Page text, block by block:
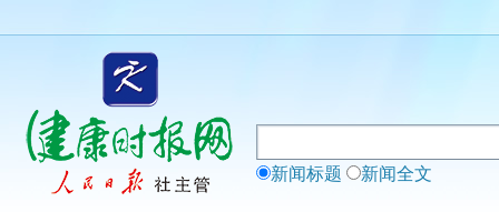
新闻标题 新闻全文